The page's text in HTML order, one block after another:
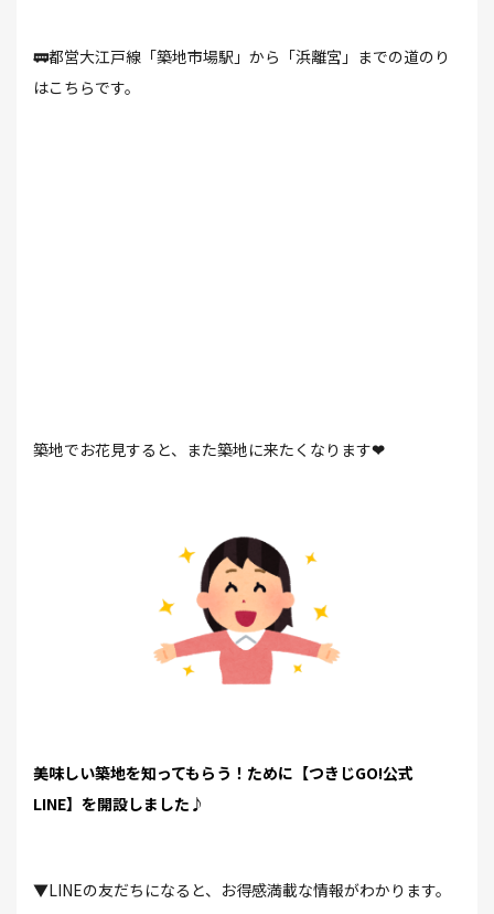
🚃都営大江戸線「築地市場駅」から「浜離宮」までの道のり
はこちらです。
築地でお花見すると、また築地に来たくなります❤
美味しい築地を知ってもらう！ために【つきじGO!公式
LINE】を開設しました♪
▼LINEの友だちになると、お得感満載な情報がわかります。